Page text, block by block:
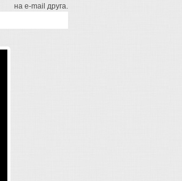
на e-mail друга.